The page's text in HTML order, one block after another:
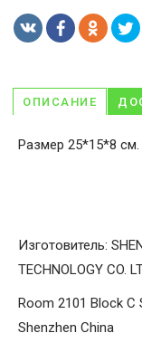
ОПИСАНИЕ
Размер 25*15*8 см.
Изготовитель:
TECHNOLOGY CO.
Room 2101 Block C
Shenzhen China